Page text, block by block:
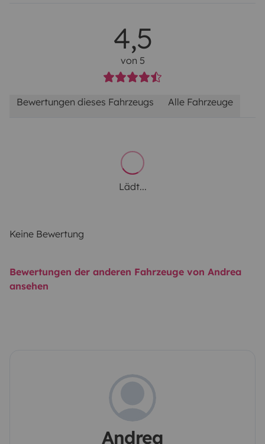
4,5
von 5
Bewertungen dieses Fahrzeugs Alle Fahrzeuge
Lädt...
Keine Bewertung
Bewertungen der anderen Fahrzeuge von Andrea
ansehen
Andrea